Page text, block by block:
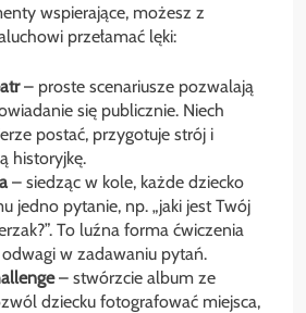
wspierające, możesz z
przełamać lęki:
– proste scenariusze pozwalają
się publicznie. Niech
postać, przygotuje strój i
historyjkę.
– siedząc w kole, każde dziecko
jedno pytanie, np. „jaki jest Twój
To luźna forma ćwiczenia
odwagi w zadawaniu pytań.
– stwórzcie album ze
dziecku fotografować miejsca,